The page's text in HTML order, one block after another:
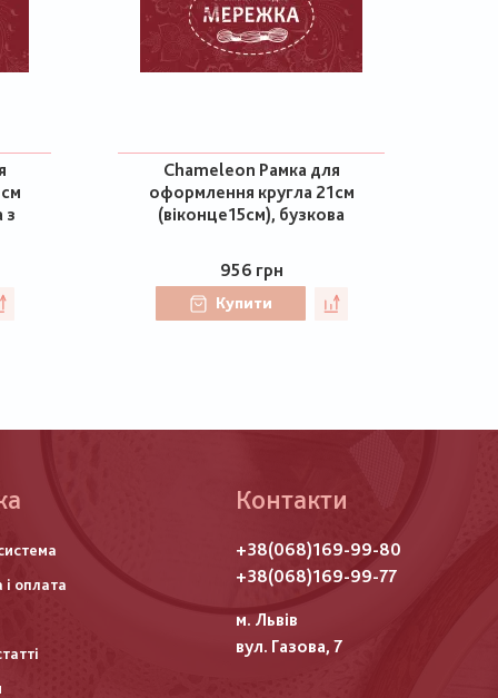
з
Chameleon Рамка для
оформлення кругла 21см
(віконце15см), бузкова
956 грн
Купити
і оплата
Контакти
+38(068)169-99-80
+38(068)169-99-77
м. Львів
вул. Газова, 7